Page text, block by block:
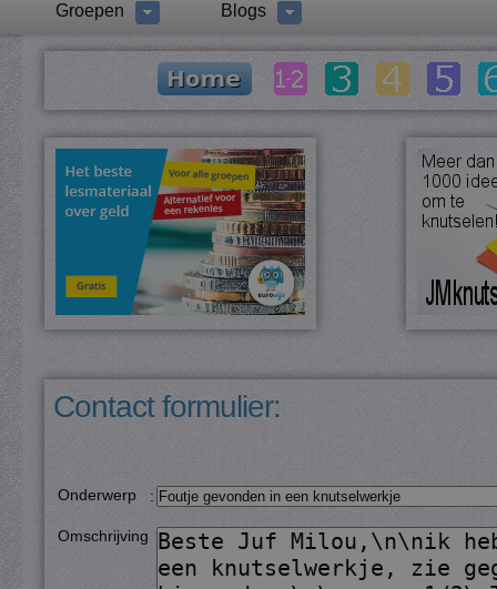
Groepen Blogs
Contact formulier:
Onderwerp :
Omschrijving